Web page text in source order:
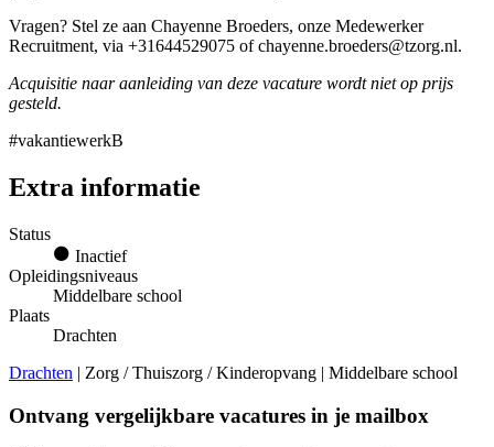
Vragen? Stel ze aan Chayenne Broeders, onze Medewerker
Recruitment, via +31644529075 of chayenne.broeders@tzorg.nl.
Acquisitie naar aanleiding van deze vacature wordt niet op prijs
gesteld.
#vakantiewerkB
Extra informatie
Status
Inactief
Opleidingsniveaus
Middelbare school
Plaats
Drachten
Drachten | Zorg / Thuiszorg / Kinderopvang | Middelbare school
Ontvang vergelijkbare vacatures in je mailbox